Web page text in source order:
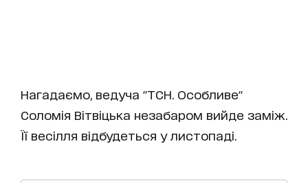
Нагадаємо, ведуча "ТСН. Особливе"
Соломія Вітвіцька незабаром вийде заміж.
Її весілля відбудеться у листопаді.